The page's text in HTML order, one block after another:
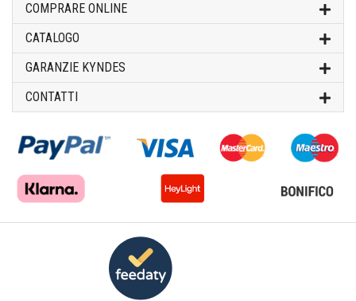
COMPRARE ONLINE
CATALOGO
GARANZIE KYNDES
CONTATTI